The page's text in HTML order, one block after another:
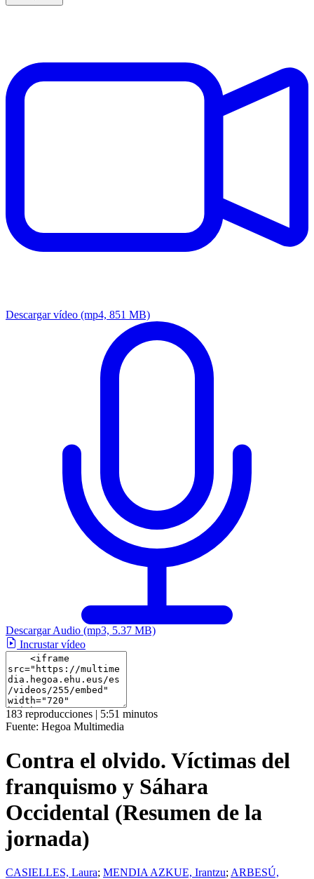
Descargar vídeo (mp4, 851 MB)
Descargar Audio (mp3, 5.37 MB)
Incrustar vídeo
183 reproducciones | 5:51 minutos
Fuente: Hegoa Multimedia
Contra el olvido. Víctimas del
franquismo y Sáhara
Occidental (Resumen de la
jornada)
CASIELLES, Laura; MENDIA AZKUE, Irantzu;ARBESÚ,